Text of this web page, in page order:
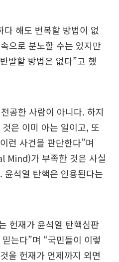
해도 번복할 방법이 없
으로 분노할 수는 있지만
발할 방법은 없다”고 했
공한 사람이 아니다. 하지
은 이미 아는 일이고, 또
런 사건을 판단한다”며
Mind)가 부족한 것은 사실
윤석열 탄핵은 인용된다는
헌재가 윤석열 탄핵심판
는다”며 “국민들이 이렇
을 헌재가 언제까지 외면